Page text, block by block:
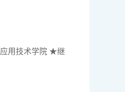
应用技术学院 ★继